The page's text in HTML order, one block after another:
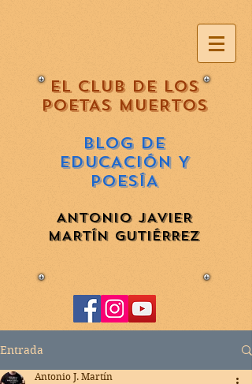
EL CLUB DE LOS
POETAS MUERTOS
BLOG DE
EDUCACIÓN Y
POESÍA
ANTONIO JAVIER
MARTÍN GUTIÉRREZ
Entrada
Antonio J. Martín